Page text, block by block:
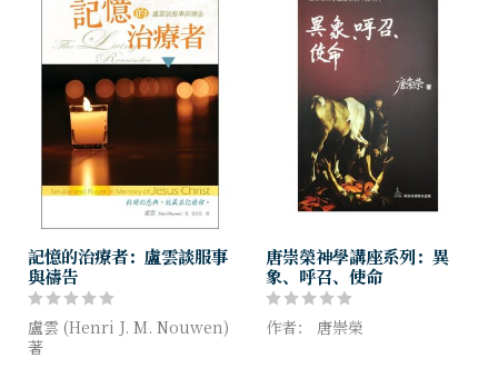
記憶的治療者：盧雲談服事
與禱告
盧雲 (Henri J. M. Nouwen)
著
唐崇榮神學講座系列：異
象、呼召、使命
作者： 唐崇榮